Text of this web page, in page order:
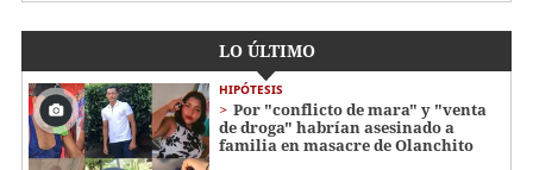
LO ÚLTIMO
HIPÓTESIS
Por "conflicto de mara" y "venta
de droga" habrían asesinado a
familia en masacre de Olanchito